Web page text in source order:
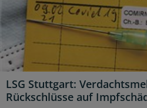
LSG Stuttgart:
Rückschlüsse auf